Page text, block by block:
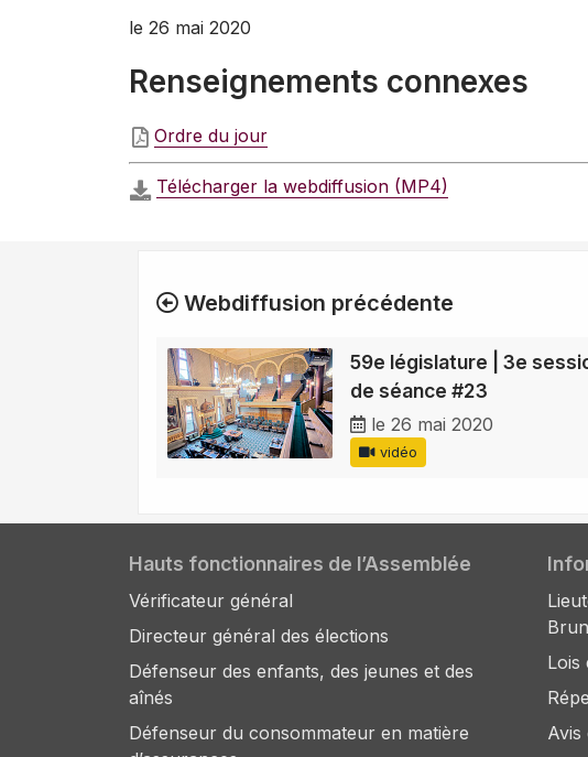
le 26 mai 2020
Renseignements connexes
Ordre du jour
Télécharger la webdiffusion (MP4)
Webdiffusion précédente
59e législature | 3e
de séance #23
le 26 mai 2020
vidéo
Hauts fonctionnaires de l’Assemblée
Vérificateur général
Directeur général des élections
Défenseur des enfants, des jeunes et des
aînés
Défenseur du consommateur en matière
Lois
Avis